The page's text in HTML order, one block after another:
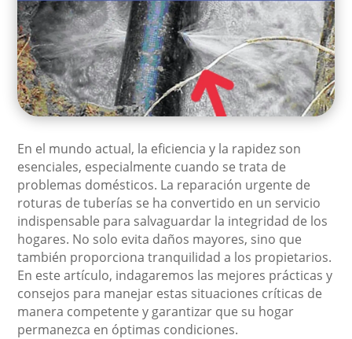
En el mundo actual, la eficiencia y la rapidez son
esenciales, especialmente cuando se trata de
problemas domésticos. La reparación urgente de
roturas de tuberías se ha convertido en un servicio
indispensable para salvaguardar la integridad de los
hogares. No solo evita daños mayores, sino que
también proporciona tranquilidad a los propietarios.
En este artículo, indagaremos las mejores prácticas y
consejos para manejar estas situaciones críticas de
manera competente y garantizar que su hogar
permanezca en óptimas condiciones.